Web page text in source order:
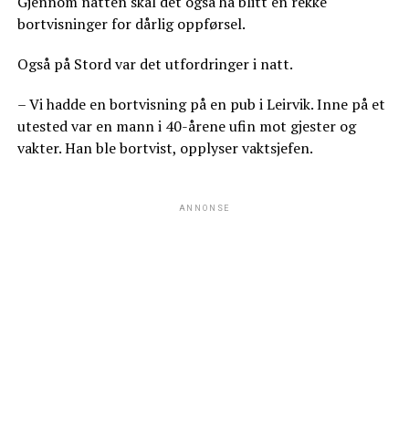
bortvisninger for dårlig oppførsel.
Også på Stord var det utfordringer i natt.
– Vi hadde en bortvisning på en pub i Leirvik. Inne på et
utested var en mann i 40-årene ufin mot gjester og
vakter. Han ble bortvist, opplyser vaktsjefen.
ANNONSE